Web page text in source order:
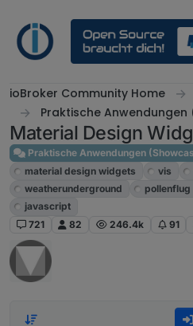
ioBroker Community Home
Praktische Anwendungen
Material Design
Praktische Anwendungen
material design widgets
vis
weatherunderground
pollenflug
javascript
721
82 246.4k 91